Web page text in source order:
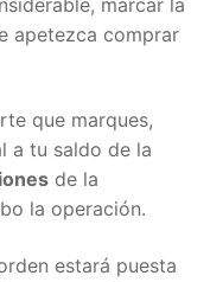
apetezca comprar
que marques,
a tu saldo de la
de la
la operación.
estará puesta